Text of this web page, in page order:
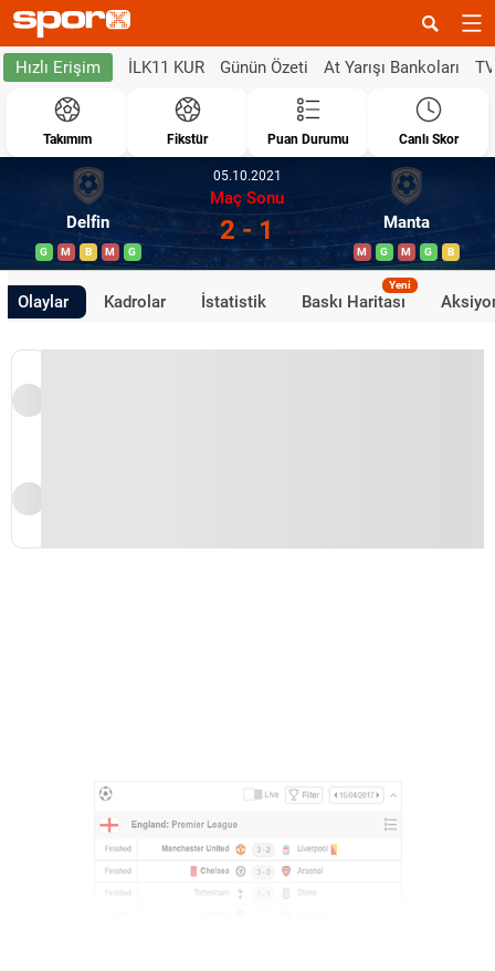
Hızlı Erişim İLK11 KUR Günün Özeti At Yarışı Bankoları
Takımım Fikstür Puan Durumu Canlı Skor
Delfin
G M B M G
05.10.2021
Maç Sonu
2 - 1 Manta
M G M G B
Olaylar Kadrolar İstatistik Baskı Haritası
Yeni